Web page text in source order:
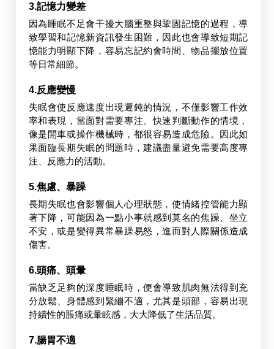
3.記憶力變差
因為睡眠不足會干擾大腦重整與鞏固記憶的過程，導
致學習和記憶新資訊發生困難，因此也會導致短期記
憶能力明顯下降，容易忘記約會時間、物品擺放位置
等日常細節。
4.反應變慢
失眠會使反應速度出現遲鈍的情況，不僅影響工作效
率和表現，當面對需要專注、快速判斷動作的情境，
像是開車或操作機械時，都很容易造成危險。因此如
果面臨長期失眠的問題時，建議盡量避免需要高度專
注、反應力的活動。
5.焦慮、暴躁
長期失眠也會影響個人心理狀態，使情緒控管能力顯
著下降，可能因為一點小事就感到莫名的焦躁、坐立
不安，或是變得異常暴躁易怒，進而對人際關係造成
傷害。
6.頭痛、頭暈
當缺乏足夠的深度睡眠時，便會導致肌肉無法得到充
分放鬆、身體感到緊繃不適，尤其是頭部，容易出現
持續性的脹痛或暈眩感，大大降低了生活品質。
7.腸胃不適